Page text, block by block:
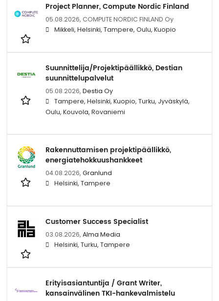
Project Planner, Compute Nordic Finland
05.08.2026, COMPUTE NORDIC FINLAND Oy
Mikkeli, Helsinki, Tampere, Oulu, Kuopio
Suunnittelija/Projektipäällikkö, Destian
suunnittelupalvelut
05.08.2026, Destia Oy
Tampere, Helsinki, Kuopio, Turku, Jyväskylä,
Oulu, Kouvola, Rovaniemi
Rakennuttamisen projektipäällikkö,
energiatehokkuushankkeet
04.08.2026, Granlund
Helsinki, Tampere
Customer Success Specialist
03.08.2026, Alma Media
Helsinki, Turku, Tampere
Erityisasiantuntija / Grant Writer,
kansainvälinen TKI-hankevalmistelu